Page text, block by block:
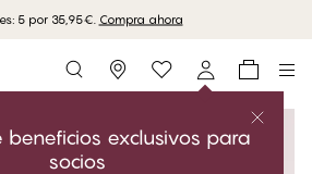
5 por 35,95€. Compra ahora
Storefinder
beneficios exclusivos para
socios